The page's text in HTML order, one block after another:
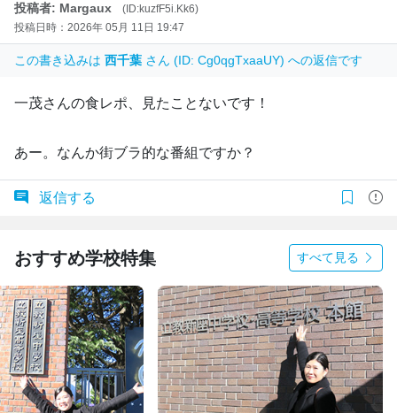
投稿者: Margaux
(ID:kuzfF5i.Kk6)
投稿日時：2026年 05月 11日 19:47
この書き込みは 西千葉 さん (ID: Cg0qgTxaaUY) への返信です
一茂さんの食レポ、見たことないです！
あー。なんか街ブラ的な番組ですか？
返信する
おすすめ学校特集 すべて見る